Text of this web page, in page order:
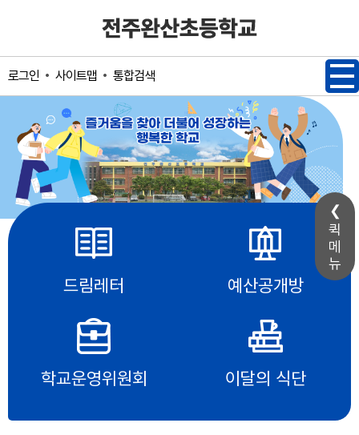
퀵
메
뉴
로그인 사이트맵 통합검색
드림레터 예산공개방
학교운영위원회 이달의 식단